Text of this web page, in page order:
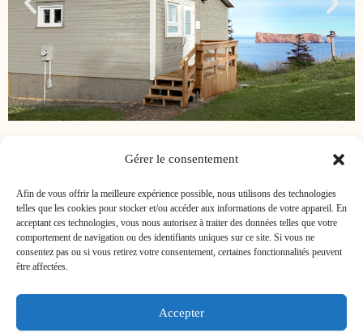
Gérer le consentement
Afin de vous offrir la meilleure expérience possible, nous utilisons des technologies
telles que les cookies pour stocker et/ou accéder aux informations de votre appareil. En
acceptant ces technologies, vous nous autorisez à traiter des données telles que votre
comportement de navigation ou des identifiants uniques sur ce site. Si vous ne
consentez pas ou si vous retirez votre consentement, certaines fonctionnalités peuvent
être affectées.
Accepter